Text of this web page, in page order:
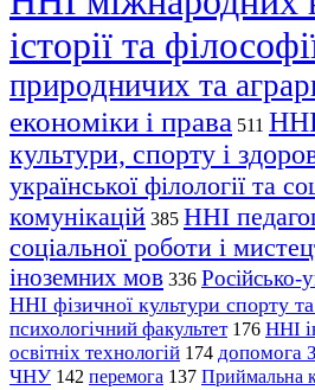
історії та
природничих та
економіки і права 511
культури, спорту і
української філології та
комунікацій 385 ННІ
соціальної роботи і
іноземних мов 336 Російсько-
ННІ фізичної культури спорту
психологічний факультет 176 ННІ
освітніх технологій 174 допомога
ЧНУ 142 перемога 137 Приймальна